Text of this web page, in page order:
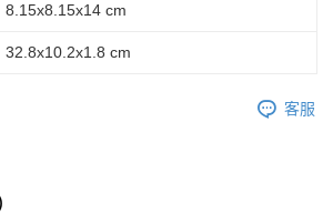
8.15x8.15x14 cm
32.8x10.2x1.8 cm
客服